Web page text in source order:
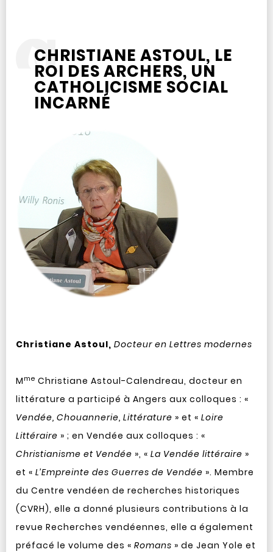
CHRISTIANE ASTOUL, LE
ROI DES ARCHERS, UN
CATHOLICISME SOCIAL
INCARNÉ
Christiane Astoul, Docteur en Lettres modernes
M me Christiane Astoul-Calendreau, docteur en
littérature a participé à Angers aux colloques : «
Vendée, Chouannerie, Littérature » et « Loire
Littéraire » ; en Vendée aux colloques : «
Christianisme et Vendée », « La Vendée littéraire »
et « L’Empreinte des Guerres de Vendée ». Membre
du Centre vendéen de recherches historiques
(CVRH), elle a donné plusieurs contributions à la
revue Recherches vendéennes, elle a également
préfacé le volume des « Romans » de Jean Yole et